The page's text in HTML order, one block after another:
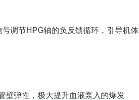
调节HPG轴的负反馈循环，引导机体
壁弹性，极大提升血液泵入的爆发